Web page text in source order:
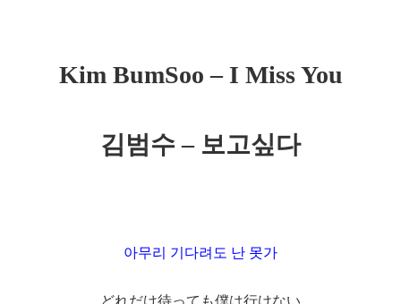
Kim BumSoo – I Miss You
김범수 – 보고싶다
아무리 기다려도 난 못가